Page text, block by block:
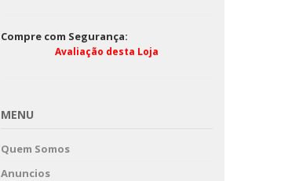
Compre com Segurança:
Avaliação desta Loja
MENU
Quem Somos
Anuncios